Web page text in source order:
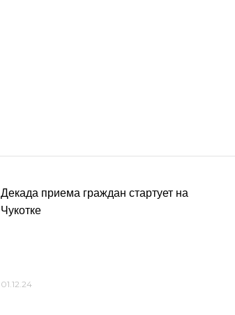
Декада приема граждан стартует на
Чукотке
01.12.24